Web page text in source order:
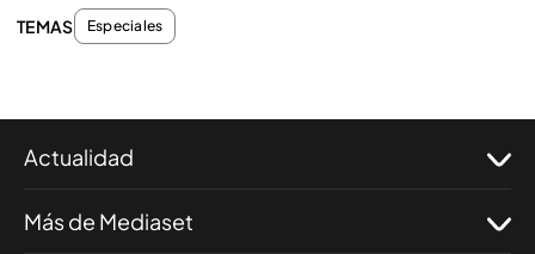
TEMAS Especiales
Actualidad
Más de Mediaset